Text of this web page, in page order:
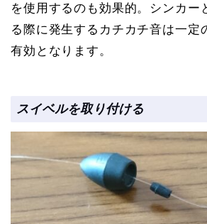
を使用するのも効果的。シンカー
る際に発生するカチカチ音は一定
有効となります。
スイベルを取り付ける